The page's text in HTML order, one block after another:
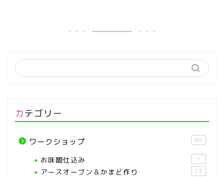
カテゴリー
ワークショップ 60
お味噌仕込み 1
アースオーブン＆かまど作り 13